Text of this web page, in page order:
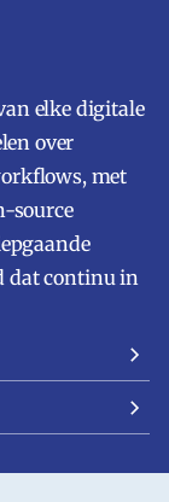
elke digitale
over
met
source
dat continu in